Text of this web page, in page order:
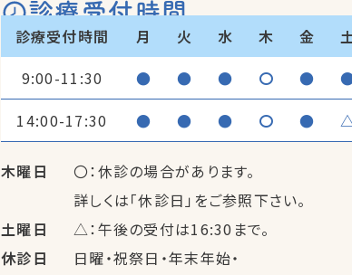
診療受付時間
診療受付時間 月 火 水 木 金
9:00-11:30
● ● ● 〇 ●
14:00-17:30
● ● ● 〇 ●
木曜日
〇：休診の場合があります。
詳しくは「休診日」をご参照下さい。
土曜日
△：午後の受付は16:30まで。
休診日
日曜・祝祭日・年末年始・